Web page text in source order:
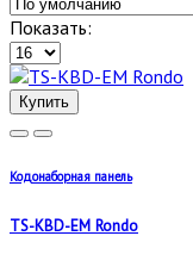
Показать:
Купить
Кодонаборная панель
TS-KBD-EM Rondo